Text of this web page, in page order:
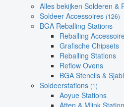
Alles bekijken Solderen &
Soldeer Accessoires (126)
BGA Reballing Stations
Reballing
Grafische Chipsets
Reballing Stations
Reflow Ovens
BGA Stencils &
Soldeerstations (1)
Aoyue Stations
Atten & Mlink